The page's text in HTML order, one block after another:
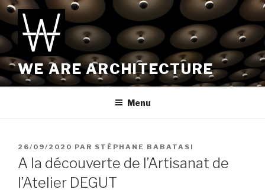
Aller
au
contenu
principal
WE ARE ARCHITECTURE
Menu
PUBLIÉ
LE
26/09/2020 PAR STÉPHANE BABATASI
A la découverte de l’Artisanat de
l’Atelier DEGUT